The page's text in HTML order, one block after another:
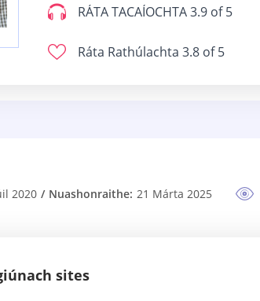
RÁTA TACAÍOCHTA3.9 of 5
Ráta Rathúlachta 3.8 of 5
2020 Nuashonraithe: 21 Márta 2025
sites